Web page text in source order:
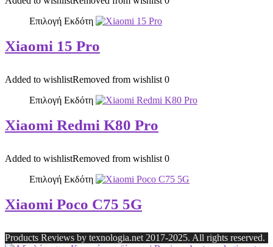
Επιλογή Εκδότη
Xiaomi 15 Pro
Added to wishlistRemoved from wishlist 0
Επιλογή Εκδότη
Xiaomi Redmi K80 Pro
Added to wishlistRemoved from wishlist 0
Επιλογή Εκδότη
Xiaomi Poco C75 5G
Products Reviews by texnologia.net 2017-2025. All rights reserved.